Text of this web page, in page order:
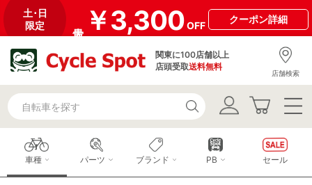
土･日
限定
￥3,300OFF
クーポン詳細
関東に100店舗以上
店頭受取送料無料
店舗検索
車種 パーツ ブランド PB セール